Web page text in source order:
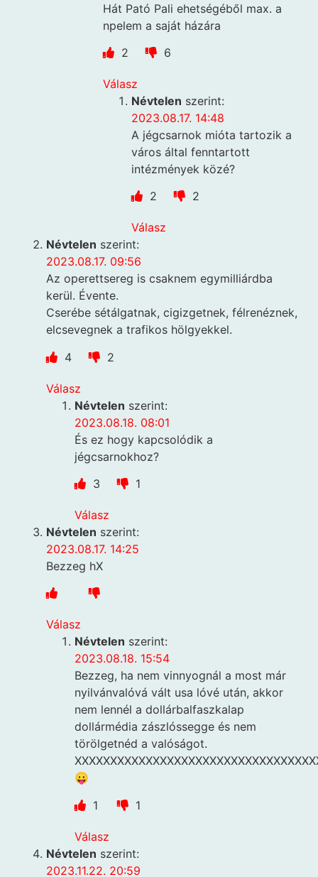
Hát Pató Pali ehetségéből max. a
npelem a saját házára
2
6
Válasz
Névtelen szerint:
2023.08.17. 14:48
A jégcsarnok mióta tartozik a
város által fenntartott
intézmények közé?
2
2
Válasz
Névtelen szerint:
2023.08.17. 09:56
Az operettsereg is csaknem egymilliárdba
kerül. Évente.
Cserébe sétálgatnak, cigizgetnek, félrenéznek,
elcsevegnek a trafikos hölgyekkel.
4
2
Válasz
Névtelen szerint:
2023.08.18. 08:01
És ez hogy kapcsolódik a
jégcsarnokhoz?
3
1
Válasz
Névtelen szerint:
2023.08.17. 14:25
Bezzeg hX
Válasz
Névtelen szerint:
2023.08.18. 15:54
Bezzeg, ha nem vinnyognál a most már
nyilvánvalóvá vált usa lóvé után, akkor
nem lennél a dollárbalfaszkalap
dollármédia zászlóssegge és nem
törölgetnéd a valóságot.
😛
1
1
Válasz
Névtelen szerint:
2023.11.22. 20:59